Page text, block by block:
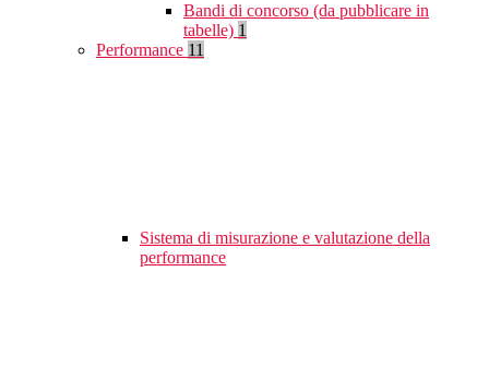
Bandi di concorso (da pubblicare in
tabelle) 1
Performance 11
Sistema di misurazione e valutazione della
performance